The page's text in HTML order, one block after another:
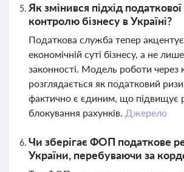
Як змінився підхід
контролю бізнесу в Україні?
Податкова служба тепер акцентує
економічній суті бізнесу, а не
законності. Модель роботи
розглядається як податковий
фактично є єдиним, що підвищує
блокування рахунків. Джерело
Чи зберігає ФОП податкове
України, перебуваючи за